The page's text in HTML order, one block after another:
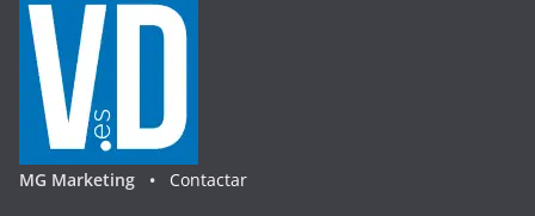
MG Marketing • Contactar